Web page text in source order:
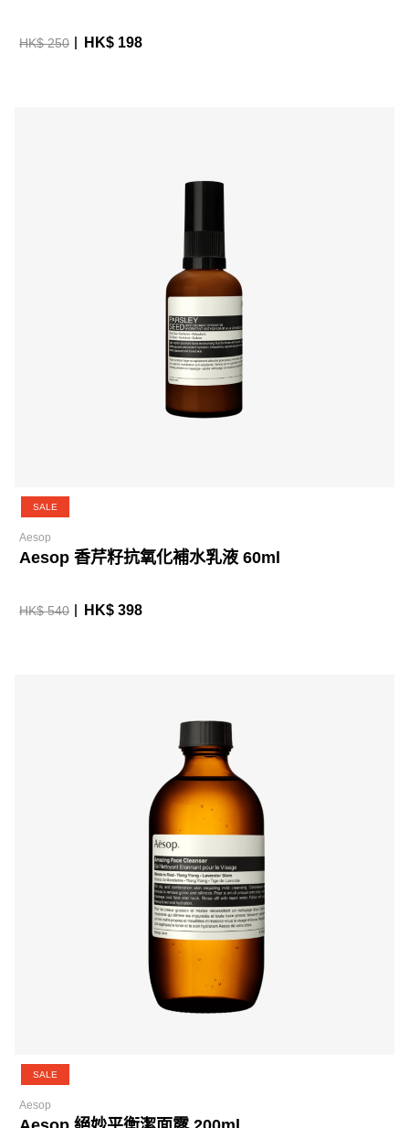
HK$ 250 HK$ 198
SALE
Aesop
Aesop 香芹籽抗氧化補水乳液 60ml
HK$ 540 HK$ 398
SALE
Aesop